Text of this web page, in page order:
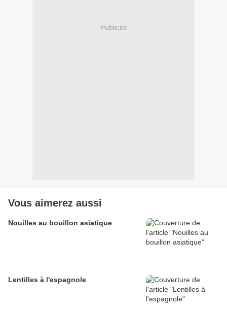
Publicité
Vous aimerez aussi
Nouilles au bouillon asiatique
Lentilles à l'espagnole